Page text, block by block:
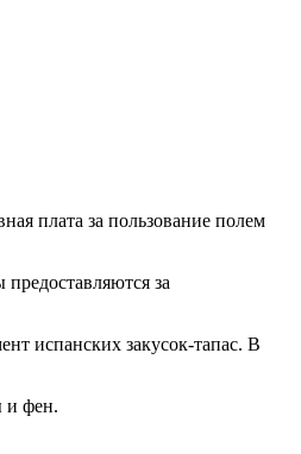
плата за пользование полем
за
испанских закусок-тапас. В
и фен.